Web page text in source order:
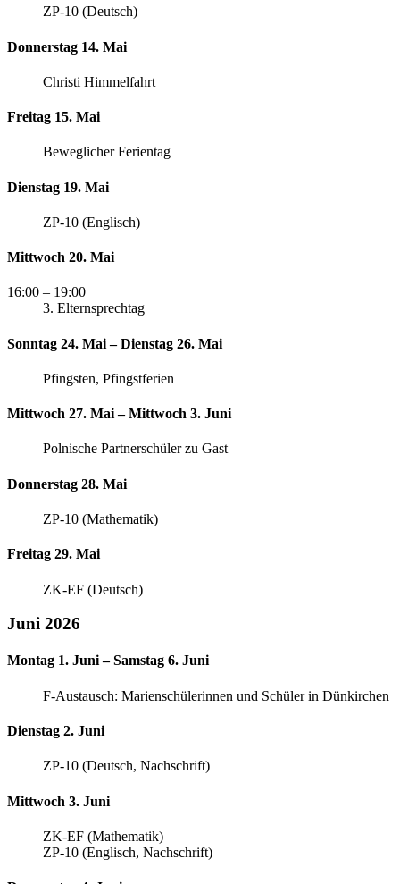
ZP-10 (Deutsch)
Donnerstag 14. Mai
Christi Himmelfahrt
Freitag 15. Mai
Beweglicher Ferientag
Dienstag 19. Mai
ZP-10 (Englisch)
Mittwoch 20. Mai
16:00 – 19:00
3. Elternsprechtag
Sonntag 24. Mai – Dienstag 26. Mai
Pfingsten, Pfingstferien
Mittwoch 27. Mai – Mittwoch 3. Juni
Polnische Partnerschüler zu Gast
Donnerstag 28. Mai
ZP-10 (Mathematik)
Freitag 29. Mai
ZK-EF (Deutsch)
Juni 2026
Montag 1. Juni – Samstag 6. Juni
F-Austausch: Marienschülerinnen und Schüler in Dünkirchen
Dienstag 2. Juni
ZP-10 (Deutsch, Nachschrift)
Mittwoch 3. Juni
ZK-EF (Mathematik)
ZP-10 (Englisch, Nachschrift)